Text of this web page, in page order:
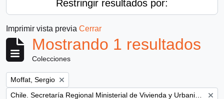
Restringir resultados por:
Imprimir vista previa Cerrar
Mostrando 1 resultados
Colecciones
Remove filter:
Moffat, Sergio
Remove filter: